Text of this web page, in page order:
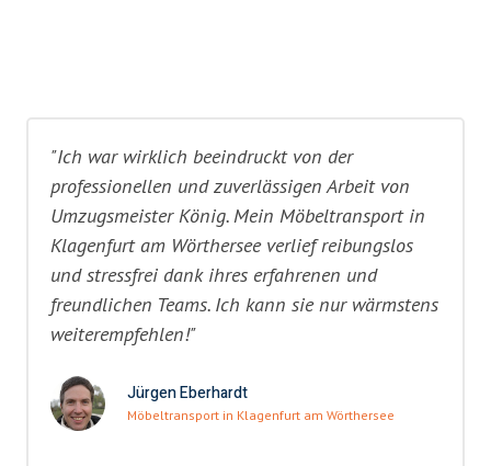
"Ich war wirklich beeindruckt von der
professionellen und zuverlässigen Arbeit von
Umzugsmeister König. Mein Möbeltransport in
Klagenfurt am Wörthersee verlief reibungslos
und stressfrei dank ihres erfahrenen und
freundlichen Teams. Ich kann sie nur wärmstens
weiterempfehlen!"
Jürgen Eberhardt
Möbeltransport in Klagenfurt am Wörthersee